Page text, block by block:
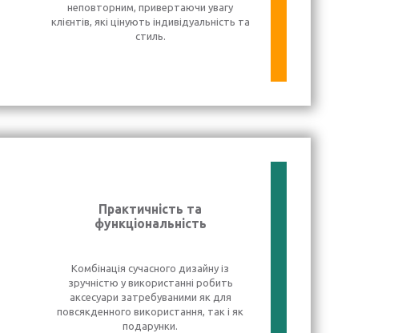
неповторним, привертаючи увагу
клієнтів, які цінують індивідуальність та
стиль.
Практичність та
функціональність
Комбінація сучасного дизайну із
зручністю у використанні робить
аксесуари затребуваними як для
повсякденного використання, так і як
подарунки.